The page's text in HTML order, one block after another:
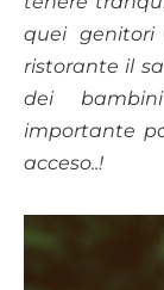
quei
ristorante il
dei
importante
acceso..!